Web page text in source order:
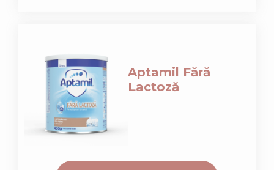
Aptamil Fără
Lactoză